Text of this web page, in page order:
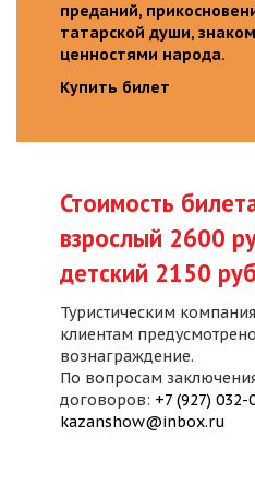
преданий,
татарской души,
ценностями народа.
Купить билет
Стоимость
взрослый 2600
детский 2150
Туристическим
клиентам
вознаграждение.
По вопросам
договоров: +7 (927) 032-
kazanshow@inbox.ru